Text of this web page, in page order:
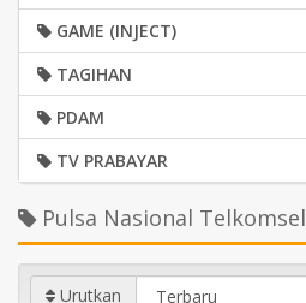
GAME (INJECT)
TAGIHAN
PDAM
TV PRABAYAR
Pulsa Nasional Telkomsel
Urutkan